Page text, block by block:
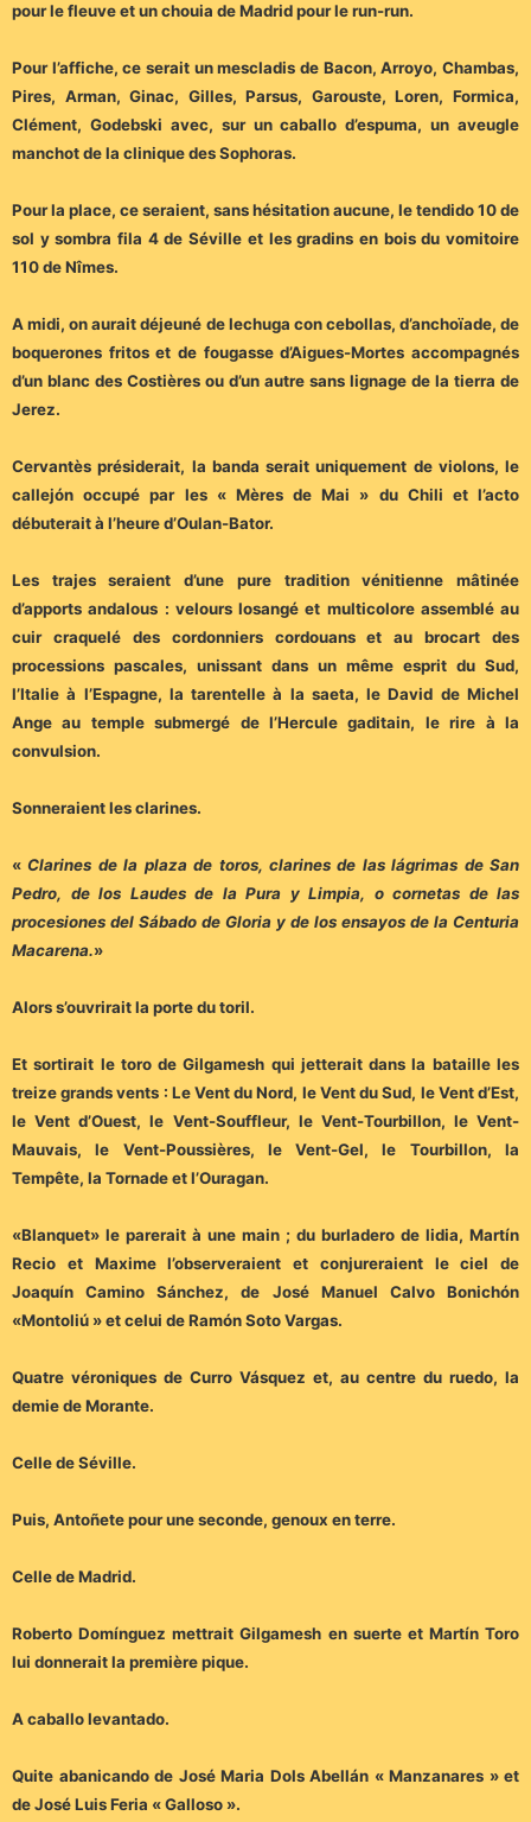
pour le fleuve et un chouia de Madrid pour le run-run.
Pour l’affiche, ce serait un mescladis de Bacon, Arroyo, Chambas,
Pires, Arman, Ginac, Gilles, Parsus, Garouste, Loren, Formica,
Clément, Godebski avec, sur un caballo d’espuma, un aveugle
manchot de la clinique des Sophoras.
Pour la place, ce seraient, sans hésitation aucune, le tendido 10 de
sol y sombra fila 4 de Séville et les gradins en bois du vomitoire
110 de Nîmes.
A midi, on aurait déjeuné de lechuga con cebollas, d’anchoïade, de
boquerones fritos et de fougasse d’Aigues-Mortes accompagnés
d’un blanc des Costières ou d’un autre sans lignage de la tierra de
Jerez.
Cervantès présiderait, la banda serait uniquement de violons, le
callejón occupé par les « Mères de Mai » du Chili et l’acto
débuterait à l’heure d’Oulan-Bator.
Les trajes seraient d’une pure tradition vénitienne mâtinée
d’apports andalous : velours losangé et multicolore assemblé au
cuir craquelé des cordonniers cordouans et au brocart des
processions pascales, unissant dans un même esprit du Sud,
l’Italie à l’Espagne, la tarentelle à la saeta, le David de Michel
Ange au temple submergé de l’Hercule gaditain, le rire à la
convulsion.
Sonneraient les clarines.
«Clarines de la plaza de toros, clarines de las lágrimas de San
Pedro, de los Laudes de la Pura y Limpia, o cornetas de las
procesiones del Sábado de Gloria y de los ensayos de la Centuria
Macarena.»
Alors s’ouvrirait la porte du toril.
Et sortirait le toro de Gilgamesh qui jetterait dans la bataille les
treize grands vents : Le Vent du Nord, le Vent du Sud, le Vent d’Est,
le Vent d’Ouest, le Vent-Souffleur, le Vent-Tourbillon, le Vent-
Mauvais, le Vent-Poussières, le Vent-Gel, le Tourbillon, la
Tempête, la Tornade et l’Ouragan.
«Blanquet» le parerait à une main ; du burladero de lidia, Martín
Recio et Maxime l’observeraient et conjureraient le ciel de
Joaquín Camino Sánchez, de José Manuel Calvo Bonichón
«Montoliú » et celui de Ramón Soto Vargas.
Quatre véroniques de Curro Vásquez et, au centre du ruedo, la
demie de Morante.
Celle de Séville.
Puis, Antoñete pour une seconde, genoux en terre.
Celle de Madrid.
Roberto Domínguez mettrait Gilgamesh en suerte et Martín Toro
lui donnerait la première pique.
A caballo levantado.
Quite abanicando de José Maria Dols Abellán « Manzanares » et
de José Luis Feria « Galloso ».